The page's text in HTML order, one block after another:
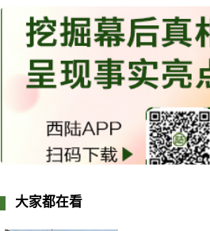
大家都在看